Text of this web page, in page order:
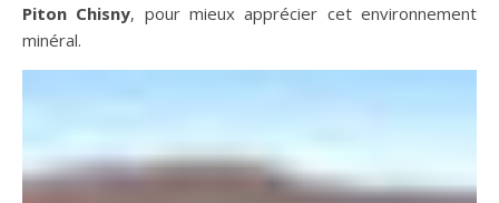
Piton Chisny, pour mieux apprécier cet environnement
minéral.